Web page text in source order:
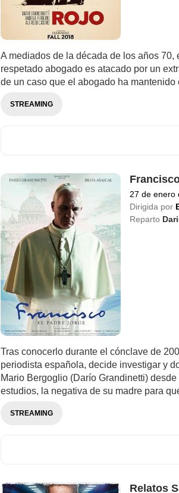
A mediados de la década de los años
respetado abogado es atacado por un
de un caso que el abogado ha mantenido
STREAMING
27 de enero
Dirigida por
Reparto
Tras conocerlo durante el cónclave de
periodista española, decide investigar y
Mario Bergoglio (Darío Grandinetti)
estudios, la negativa de su madre para
STREAMING
Relatos